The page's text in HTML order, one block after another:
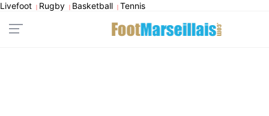
Livefoot | Rugby | Basketball | Tennis